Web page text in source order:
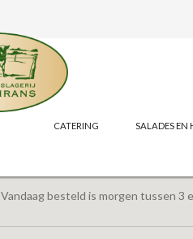
CATERING SALADES EN
Vandaag besteld is morgen tussen 3